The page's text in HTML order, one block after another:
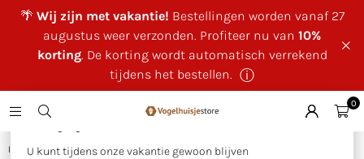
🌴 Wij zijn met vakantie! Bestellingen worden vanaf 27
augustus weer verzonden. Profiteer nu van 10%
korting. De korting wordt automatisch verrekend
tijdens het bestellen. ⓘ
×
U kunt tijdens onze vakantie gewoon blijven
0
Huis Esschert design - Nestkast pimpelmees koperen dak